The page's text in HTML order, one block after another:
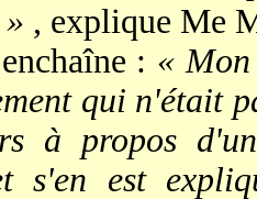
, explique Me
: «
qui n'était
à propos
s'en est